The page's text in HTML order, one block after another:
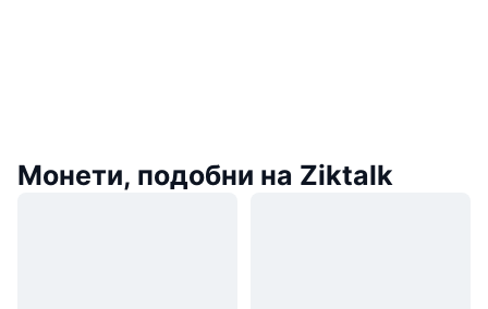
Монети, подобни на Ziktalk